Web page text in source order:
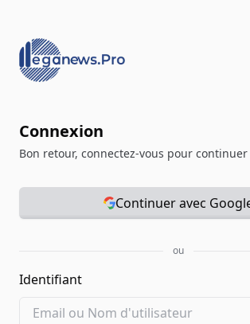
Connexion
Bon retour, connectez-vous pour continuer
Continuer avec
ou
Identifiant